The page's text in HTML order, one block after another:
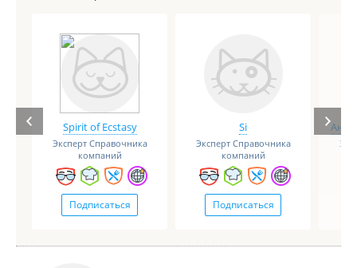
Spirit of Ecstasy
Эксперт Справочника
компаний
Подписаться
Si
Эксперт Справочника
компаний
Подписаться